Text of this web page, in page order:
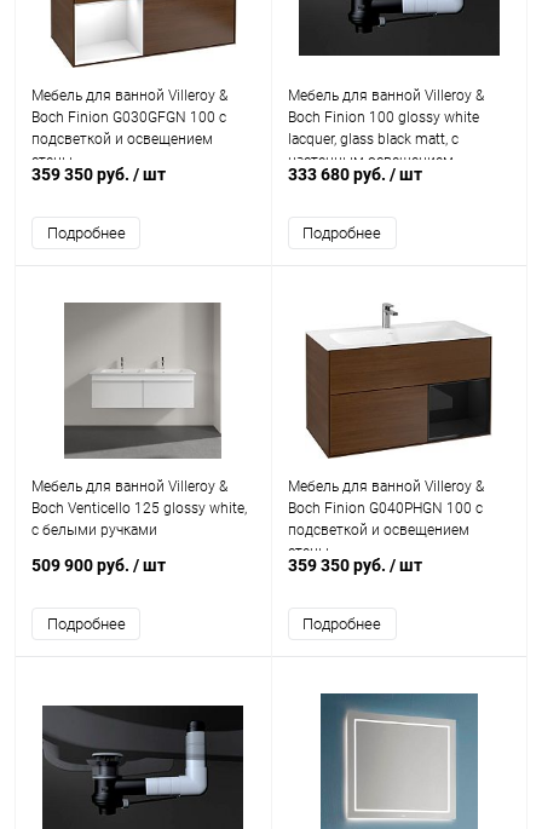
Мебель для ванной Villeroy &
Boch Finion G030GFGN 100 с
подсветкой и освещением
стены
359 350 руб. / шт
Подробнее
Мебель для ванной Villeroy &
Boch Finion 100 glossy white
lacquer, glass black matt, с
настенным освещением
333 680 руб. / шт
Подробнее
Мебель для ванной Villeroy &
Boch Venticello 125 glossy white,
с белыми ручками
509 900 руб. / шт
Подробнее
Мебель для ванной Villeroy &
Boch Finion G040PHGN 100 с
подсветкой и освещением
стены
359 350 руб. / шт
Подробнее